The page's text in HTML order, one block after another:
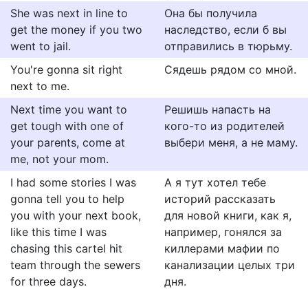
She was next in line to
get the money if you two
went to jail.
Она бы получила
наследство, если б вы
отправились в тюрьму.
You're gonna sit right
next to me.
Сядешь рядом со мной.
Next time you want to
get tough with one of
your parents, come at
me, not your mom.
Решишь напасть на
кого-то из родителей
выбери меня, а не маму.
I had some stories I was
gonna tell you to help
you with your next book,
like this time I was
chasing this cartel hit
team through the sewers
for three days.
А я тут хотел тебе
историй рассказать
для новой книги, как я,
например, гонялся за
киллерами мафии по
канализации целых три
дня.